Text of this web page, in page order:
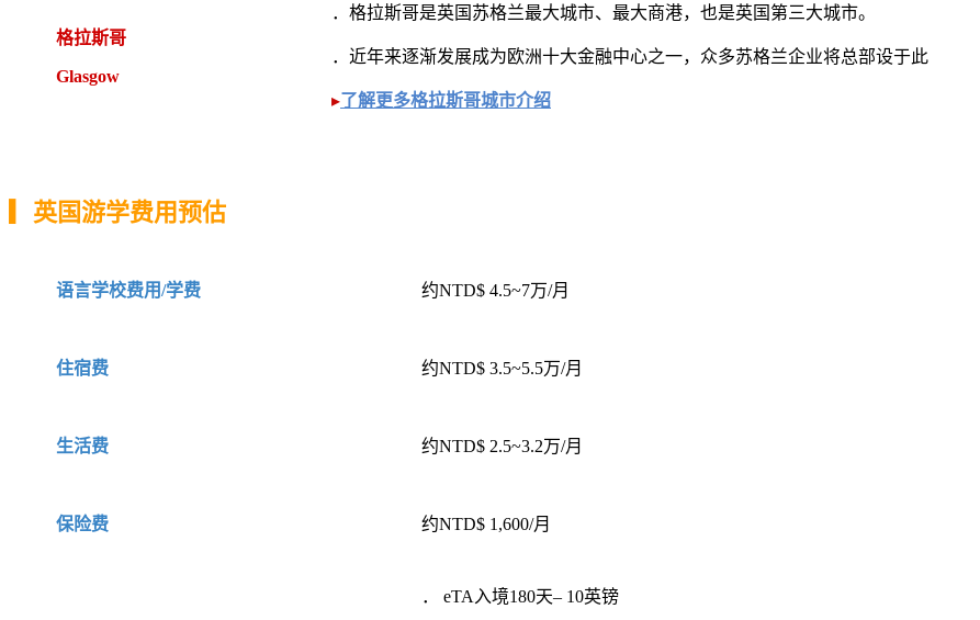
格拉斯哥
Glasgow
．格拉斯哥是英国苏格兰最大城市、最大商港，也是英国第三大城市。
．近年来逐渐发展成为欧洲十大金融中心之一，众多苏格兰企业将总部设于此
▸了解更多格拉斯哥城市介绍
▎英国游学费用预估
语言学校费用/学费 约NTD$ 4.5~7万/月
住宿费 约NTD$ 3.5~5.5万/月
生活费 约NTD$ 2.5~3.2万/月
保险费 约NTD$ 1,600/月
． eTA入境180天– 10英镑